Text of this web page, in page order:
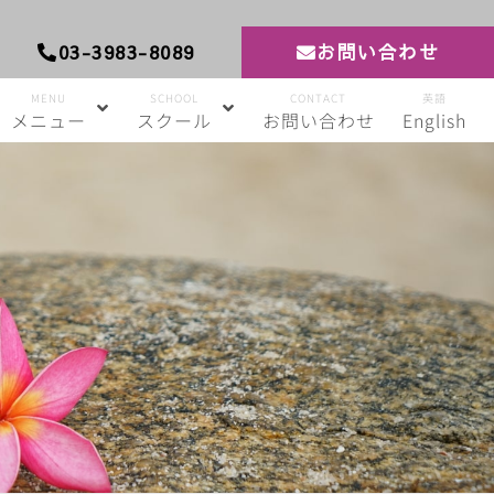
03-3983-8089 お問い合わせ
MENU
メニュー
SCHOOL
スクール
CONTACT
お問い合わせ
英語
English